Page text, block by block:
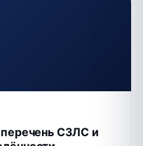
СЗЛС и